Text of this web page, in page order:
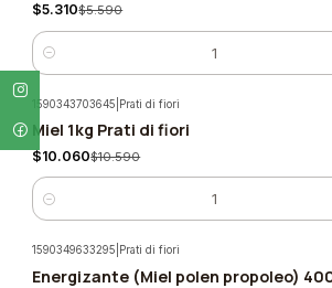
$5.310$5.590
Cantidad
-5%
1590343703645 Prati di fiori
Miel 1kg Prati di fiori
$10.060$10.590
Cantidad
-5%
1590349633295 Prati di fiori
Energizante (Miel polen propoleo)